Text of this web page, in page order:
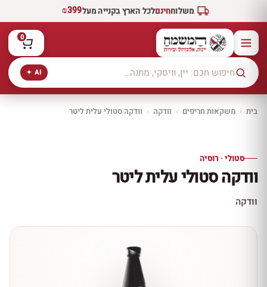
משלוחחינםלכל הארץ בקנייה מעל₪399
AI ✦
0
בית › משקאות חריפים › וודקה › וודקה סטולי עלית ליטר
גלו איכות ישראלית
יעקב
לכל יינות יקב תשבי ←
סטולי · רוסיה
וודקה סטולי עלית ליטר
וודקה